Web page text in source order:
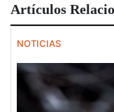
Artículos
NOTICIAS